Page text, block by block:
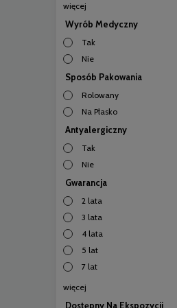
więcej
Wyrób Medyczny
Tak
Nie
Sposób Pakowania
Rolowany
Na Płasko
Antyalergiczny
Tak
Nie
Gwarancja
2 lata
3 lata
4 lata
5 lat
7 lat
więcej
Dostępny Na Ekspozycji